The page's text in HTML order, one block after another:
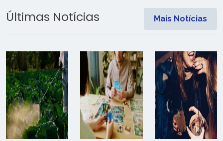
Últimas Notícias Mais Notícias